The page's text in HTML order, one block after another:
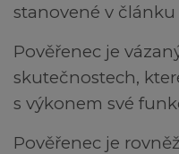
stanovené v článku
Pověřenec je
skutečnostech,
s výkonem své
Pověřenec je